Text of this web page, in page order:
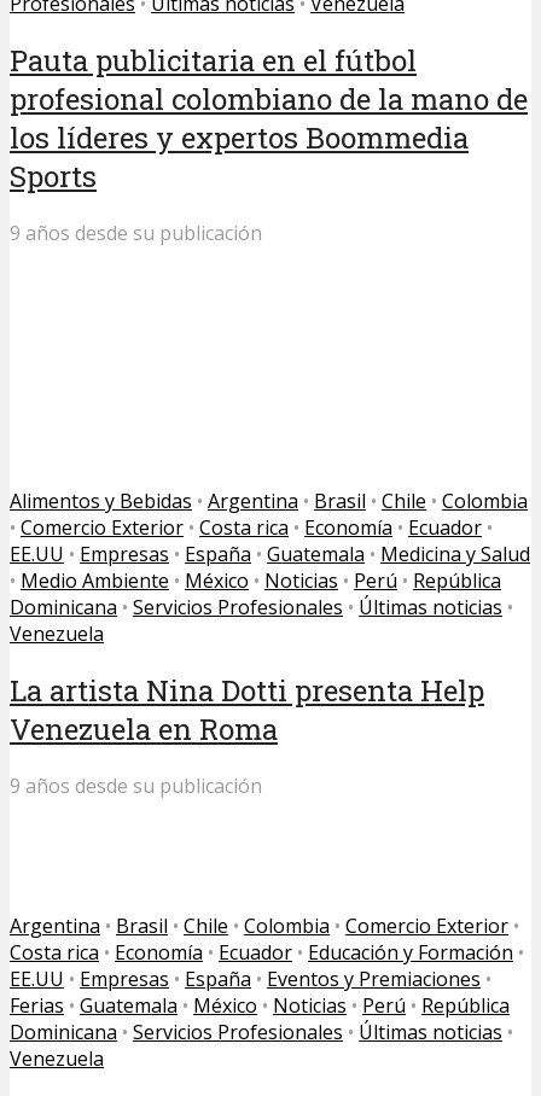
Pauta publicitaria en el fútbol
profesional colombiano de la mano de
los líderes y expertos Boommedia
Sports
9 años desde su publicación
Alimentos y Bebidas • Argentina • Brasil • Chile • Colombia
• Comercio Exterior • Costa rica • Economía • Ecuador •
EE.UU • Empresas • España • Guatemala • Medicina y Salud
• Medio Ambiente • México • Noticias • Perú • República
Dominicana • Servicios Profesionales • Últimas noticias •
Venezuela
La artista Nina Dotti presenta Help
Venezuela en Roma
9 años desde su publicación
Argentina • Brasil • Chile • Colombia • Comercio Exterior •
Costa rica • Economía • Ecuador • Educación y Formación •
EE.UU • Empresas • España • Eventos y Premiaciones •
Ferias • Guatemala • México • Noticias • Perú • República
Dominicana • Servicios Profesionales • Últimas noticias •
Venezuela